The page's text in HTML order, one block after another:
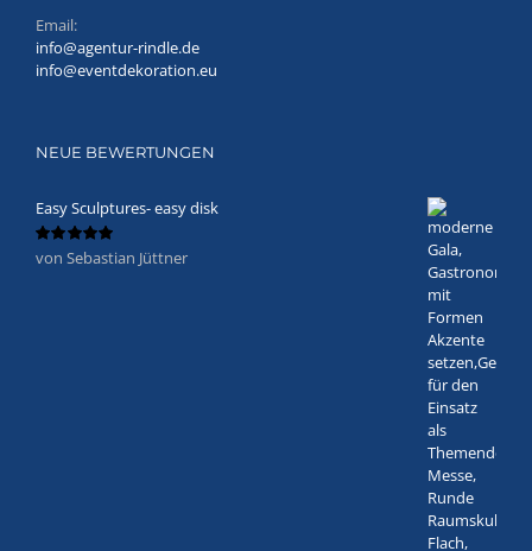
Email:
info@agentur-rindle.de
info@eventdekoration.eu
NEUE BEWERTUNGEN
Easy Sculptures- easy disk
Bewertet
von Sebastian Jüttner